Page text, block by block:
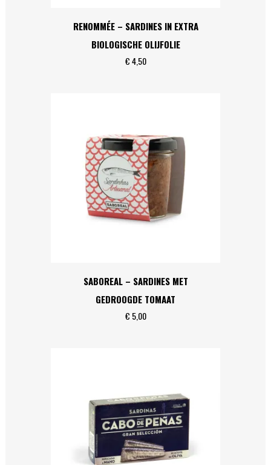
RENOMMÉE – SARDINES IN EXTRA
BIOLOGISCHE OLIJFOLIE
€4,50
SABOREAL – SARDINES MET
GEDROOGDE TOMAAT
€ 5,00